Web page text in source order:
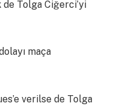
Tolga Ciğerci’yi
maça
verilse de Tolga